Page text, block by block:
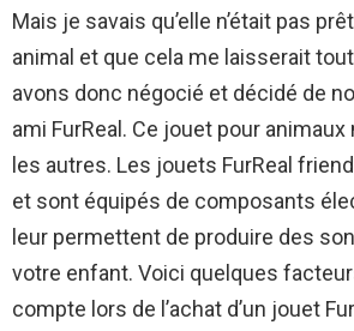
Mais je savais qu’elle n’était pas
animal et que cela me laisserait
avons donc négocié et décidé de
ami FurReal. Ce jouet pour animaux
les autres. Les jouets FurReal
et sont équipés de composants
leur permettent de produire des
votre enfant. Voici quelques
compte lors de l’achat d’un jouet